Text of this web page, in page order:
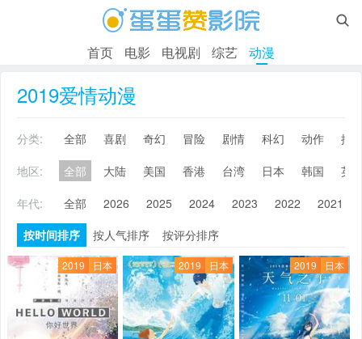

首页 电影 电视剧 综艺 动漫
2019爱情动漫
分类: 全部 喜剧 奇幻 冒险 剧情 科幻 动作
搞
地区:
全部 大陆 美国 香港 台湾 日本 韩国
英
年代:
全部 2026 2025 2024 2023 2022 2021
按时间排序
按人气排序 按评分排序
2019 日本 2019 日本 2019 日本